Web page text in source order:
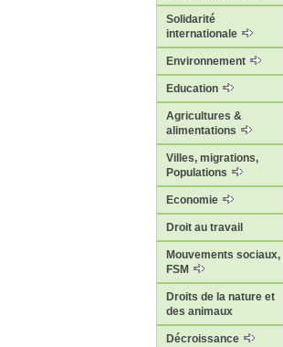
Solidarité
internationale
Environnement
Education
Agricultures &
alimentations
Villes, migrations,
Populations
Economie
Droit au travail
Mouvements sociaux,
FSM
Droits de la nature et
des animaux
Décroissance